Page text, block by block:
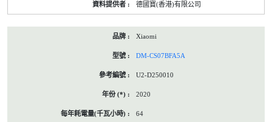
德國寶(香港)有限公司
Xiaomi
DM-CS07BFA5A
U2-D250010
2020
64